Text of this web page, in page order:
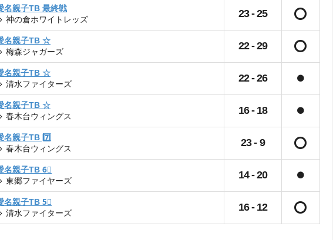
名親子TB 最終戦
神の倉ホワイトレッズ
23-25
名親子TB ☆
梅森ジャガーズ
22-29
名親子TB ☆
清水ファイターズ
22-26
名親子TB ☆
春木台ウィングス
16- 18
名親子TB 7️⃣
春木台ウィングス
23- 9
名親子TB 6⃣
東郷ファイヤーズ
14-20
名親子TB 5⃣
清水ファイターズ
16- 12